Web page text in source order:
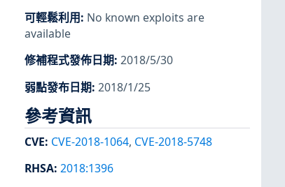
可輕鬆利用: No known exploits are
available
修補程式發佈日期: 2018/5/30
弱點發布日期: 2018/1/25
參考資訊
CVE: CVE-2018-1064, CVE-2018-5748
RHSA: 2018:1396